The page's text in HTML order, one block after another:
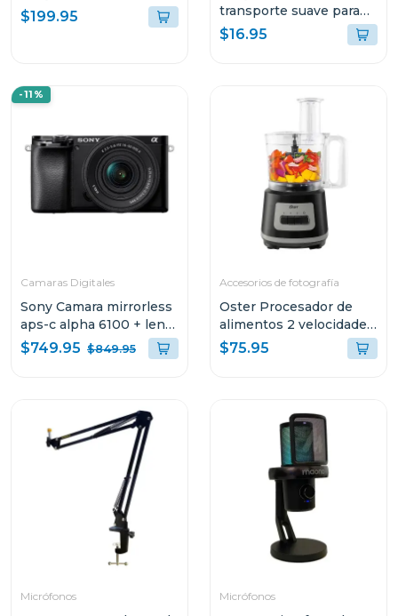
$199.95
transporte suave para
video camaras lcsu11b
$16.95
-11%
Camaras Digitales
Sony Camara mirrorless
aps-c alpha 6100 + lente
e pz 16-50mm f3.5-5.6
oss ii
$749.95 $849.95
Accesorios de fotografía
Oster Procesador de
alimentos 2 velocidades
+ turbo 500 w fp1455
$75.95
Micrófonos Micrófonos